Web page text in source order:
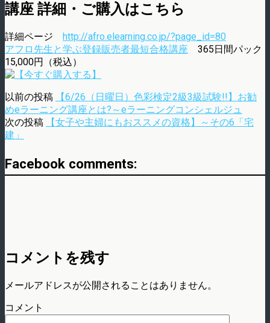
講座 詳細・ご購入はこちら
詳細ページ
http://afro.elearning.co.jp/?page_id=80
アフロ先生と学ぶ登録販売者最短合格講座 365日間パック
15,000円（税込）
以前の投稿
【6/26（日曜日）色彩検定2級3級試験!!】お勧
めeラーニング講座とは?～eラーニングコンシェルジュ
次の投稿
【女子や主婦にもおススメの資格】～その6「宅
建」
Facebook comments:
コメントを残す
メールアドレスが公開されることはありません。
コメント